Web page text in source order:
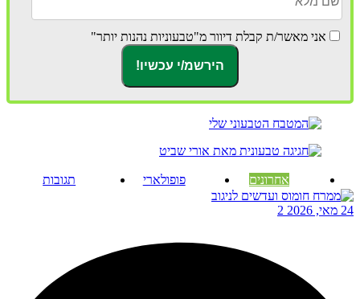
אני מאשר/ת קבלת דיוור מ"טבעוניות נהנות יותר"
אחרונים פופולארי תגובות
24 מאי, 2026 2